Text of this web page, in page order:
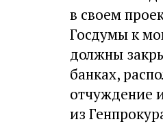
в своем
Госдумы к
должны
банках,
отчуждение
из